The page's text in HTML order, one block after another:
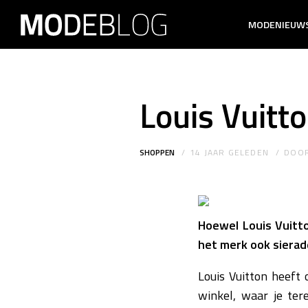
Louis
SHOPPEN 14 JAAR GELEDEN
Hoewel Louis
het merk ook
Louis Vuitton heeft
winkel, waar je